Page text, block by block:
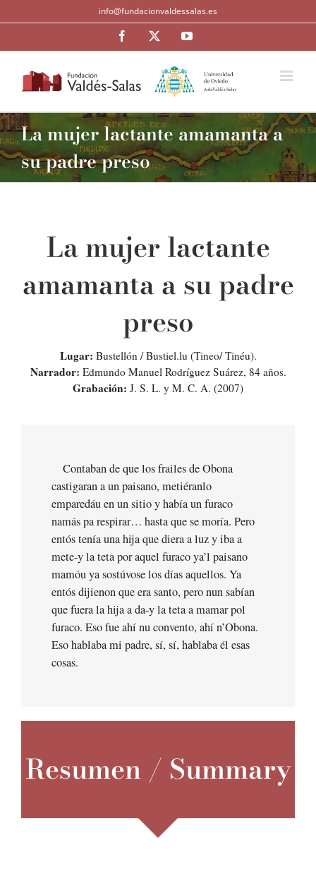
al
info@fundacionvaldessalas.es
FacebookTwitterYouTube
La mujer lactante amamanta a
su padre preso
La mujer lactante
amamanta a su padre
preso
Lugar: Bustellón / Bustiel.lu (Tineo/ Tinéu).
Narrador: Edmundo Manuel Rodríguez Suárez, 84 años.
Grabación: J. S. L. y M. C. A. (2007)
Contaban de que los frailes de Obona
castigaran a un paisano, metiéranlo
emparedáu en un sitio y había un furaco
namás pa respirar… hasta que se moría. Pero
entós tenía una hija que diera a luz y iba a
mete-y la teta por aquel furaco ya’l paisano
mamóu ya sostúvose los días aquellos. Ya
entós dijienon que era santo, pero nun sabían
que fuera la hija a da-y la teta a mamar pol
furaco. Eso fue ahí nu convento, ahí n’Obona.
Eso hablaba mi padre, sí, sí, hablaba él esas
cosas.
Resumen / Summary